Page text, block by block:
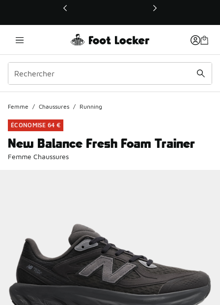
Ce lien ouvrira une nouvelle fenêtre
Femme / Chaussures / Running
ÉCONOMISE 64 €
New Balance Fresh Foam Trainer
Femme Chaussures